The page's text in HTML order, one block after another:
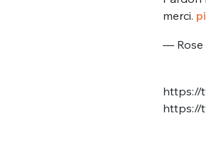
merci.
— Rose
https://
https://